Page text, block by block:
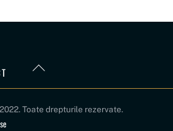
Back
2022. Toate drepturile rezervate.